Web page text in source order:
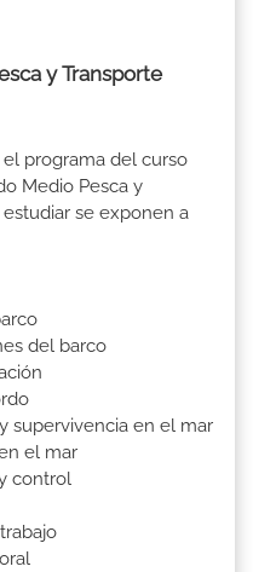
y Transporte
el programa del curso
Medio Pesca y
se exponen a
del barco
supervivencia en el mar
el mar
control